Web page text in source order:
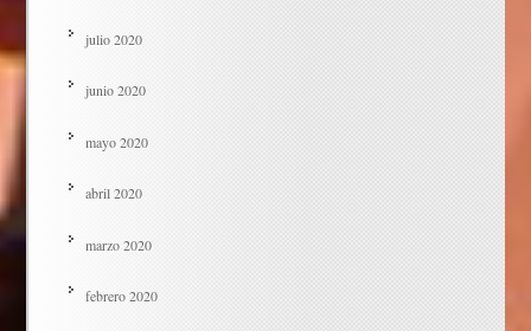
julio 2020
junio 2020
mayo 2020
abril 2020
marzo 2020
febrero 2020